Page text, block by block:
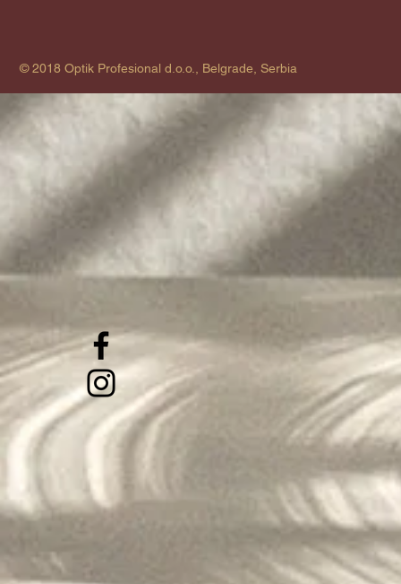
© 2018 Optik Profesional d.o.o., Belgrade, Serbia